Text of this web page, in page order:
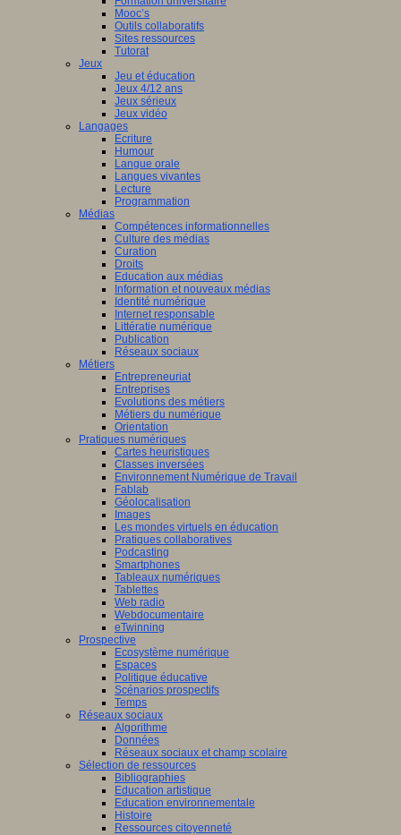
Mooc’s
Outils collaboratifs
Sites ressources
Tutorat
Jeux
Jeu et éducation
Jeux 4/12 ans
Jeux sérieux
Jeux vidéo
Langages
Ecriture
Humour
Langue orale
Langues vivantes
Lecture
Programmation
Médias
Compétences informationnelles
Culture des médias
Curation
Droits
Education aux médias
Information et nouveaux médias
Identité numérique
Internet responsable
Littératie numérique
Publication
Réseaux sociaux
Métiers
Entrepreneuriat
Entreprises
Evolutions des métiers
Métiers du numérique
Orientation
Pratiques numériques
Cartes heuristiques
Classes inversées
Environnement Numérique de Travail
Fablab
Géolocalisation
Images
Les mondes virtuels en éducation
Pratiques collaboratives
Podcasting
Smartphones
Tableaux numériques
Tablettes
Web radio
Webdocumentaire
eTwinning
Prospective
Ecosystème numérique
Espaces
Politique éducative
Scénarios prospectifs
Temps
Réseaux sociaux
Algorithme
Données
Réseaux sociaux et champ scolaire
Sélection de ressources
Bibliographies
Education artistique
Education environnementale
Histoire
Ressources citoyenneté